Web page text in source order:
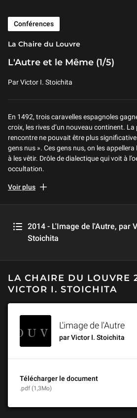
L'Autre et le Même (1/5)
Conférences
La Chaire du Louvre
Par Victor I. Stoichita
En 1492, trois caravelles espagnoles
croix, les rives d’un nouveau continent.
rencontre ne pouvait être plus
gens nus ». Ces gens nus, on les
à les vêtir. Drôle de dialectique qui voit à
occultation.
Auditorium du Louvre, le 18/09/2014
Voir plus
2014 - L'Image de l'Autre, par
Stoichita
Noir et blanc (2/5)
1 h 03 min
49 min
Le Grand Turc (4/5)
LA CHAIRE DU LOUVRE
VICTOR I. STOICHITA
L'image de l'Autre
par Victor I. Stoichita
Télécharger le document
.pdf (1,3Mo)